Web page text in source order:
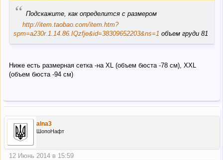
“ Подскажите, как определится с размером
http://item.taobao.com/item.htm?
spm=a230r.1.14.86.IQzfje&id=38309652203&ns=1 объем груди 81
Ниже есть размерная сетка -на XL (объем бюста -78 см), ХXL
(объем бюста -94 см)
alna3
ШопоНафт
12 Июнь 2014 в 15:59